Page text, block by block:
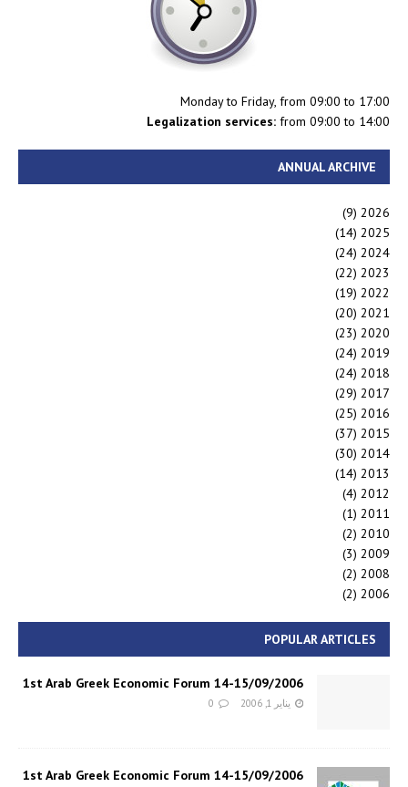
Monday to Friday, from 09:00 to 17:00
Legalization services: from 09:00 to 14:00
ANNUAL ARCHIVE
2026
(9)
2025
(14)
2024
(24)
2023
(22)
2022
(19)
2021
(20)
2020
(23)
2019
(24)
2018
(24)
2017
(29)
2016
(25)
2015
(37)
2014
(30)
2013
(14)
2012
(4)
2011
(1)
2010
(2)
2009
(3)
2008
(2)
2006
(2)
POPULAR ARTICLES
1st Arab Greek Economic Forum 14-15/09/2006
يناير 1, 2006 0
1st Arab Greek Economic Forum 14-15/09/2006